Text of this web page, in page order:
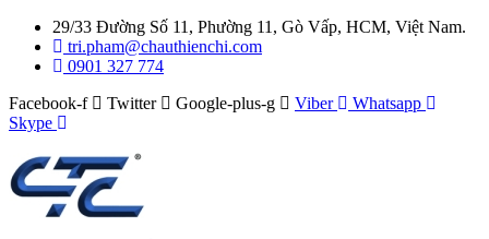
29/33 Đường Số 11, Phường 11, Gò Vấp, HCM, Việt Nam.
tri.pham@chauthienchi.com
0901 327 774
Facebook-f
Twitter Google-plus-g Viber
Whatsapp
Skype